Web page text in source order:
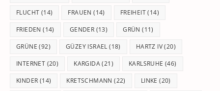
FLUCHT (14) FRAUEN (14) FREIHEIT(14)
FRIEDEN (14) GENDER (13) GRÜN (11)
GRÜNE (92) GÜZEY ISRAEL (18) HARTZ IV(20)
INTERNET (20) KARGIDA(21) KARLSRUHE (46)
KINDER (14) KRETSCHMANN (22) LINKE (20)